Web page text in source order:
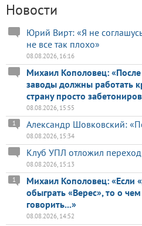
Новости
Юрий Вирт: «Я не
не все так плохо»
08.08.2026, 16:16
Михаил Кополовец:
заводы должны работать
страну просто
08.08.2026, 15:55
Александр Шовковский:
1
08.08.2026, 15:34
Клуб УПЛ отложил
08.08.2026, 15:13
Михаил Кополовец: «Если
обыграть «Верес», то о
говорить...»
1
08.08.2026, 14:52